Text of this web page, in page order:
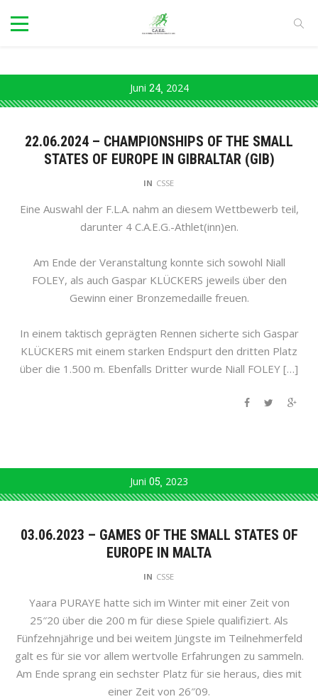
Juni 24 2024
22.06.2024 – CHAMPIONSHIPS OF THE SMALL
STATES OF EUROPE IN GIBRALTAR (GIB)
IN CSSE
Eine Auswahl der F.L.A. nahm an diesem Wettbewerb teil,
darunter 4 C.A.E.G.-Athlet(inn)en.
Am Ende der Veranstaltung konnte sich sowohl Niall
FOLEY, als auch Gaspar KLÜCKERS jeweils über den
Gewinn einer Bronzemedaille freuen.
In einem taktisch geprägten Rennen sicherte sich Gaspar
KLÜCKERS mit einem starken Endspurt den dritten Platz
über die 1.500 m. Ebenfalls Dritter wurde Niall FOLEY […]
Juni 05 2023
03.06.2023 – GAMES OF THE SMALL STATES OF
EUROPE IN MALTA
IN CSSE
Yaara PURAYE hatte sich im Winter mit einer Zeit von
25″20 über die 200 m für diese Spiele qualifiziert. Als
Fünfzehnjährige und bei weitem Jüngste im Teilnehmerfeld
galt es für sie vor allem wertvolle Erfahrungen zu sammeln.
Am Ende sprang ein sechster Platz für sie heraus, dies mit
einer Zeit von 26″09.